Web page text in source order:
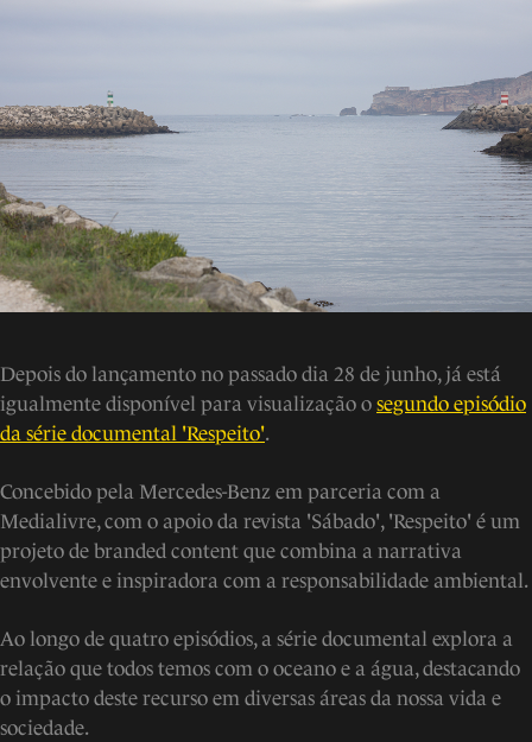
Depois do lançamento no passado dia 28 de junho, já está
igualmente disponível para visualização o segundo episódio
da série documental 'Respeito'.
Concebido pela Mercedes-Benz em parceria com a
Medialivre, com o apoio da revista 'Sábado', 'Respeito' é um
projeto de branded content que combina a narrativa
envolvente e inspiradora com a responsabilidade ambiental.
Ao longo de quatro episódios, a série documental explora a
relação que todos temos com o oceano e a água, destacando
o impacto deste recurso em diversas áreas da nossa vida e
sociedade.